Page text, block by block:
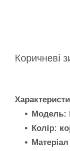
Коричневі
Модель:
Колір: